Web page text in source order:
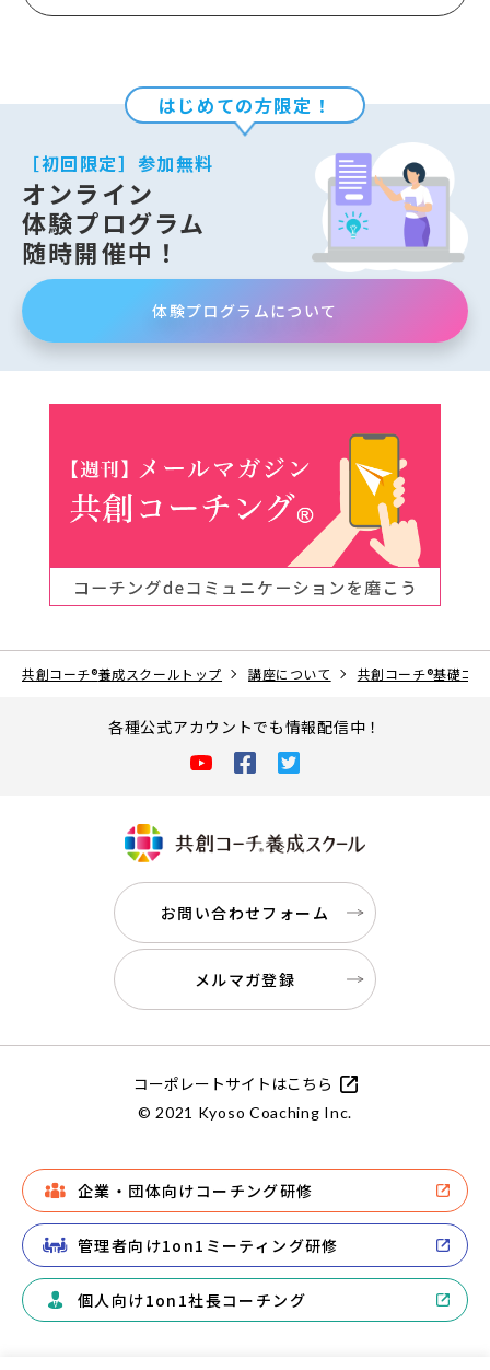
はじめての方限定！
［初回限定］参加無料
オンライン
体験プログラム
随時開催中！
体験プログラムについて
共創コーチ®養成スクールトップ 講座について 共創コーチ®基礎コ
各種公式アカウントでも情報配信中！
お問い合わせフォーム
メルマガ登録
コーポレートサイトはこちら
© 2021 Kyoso Coaching Inc.
企業・団体向けコーチング研修
管理者向け1on1ミーティング研修
個人向け1on1社長コーチング